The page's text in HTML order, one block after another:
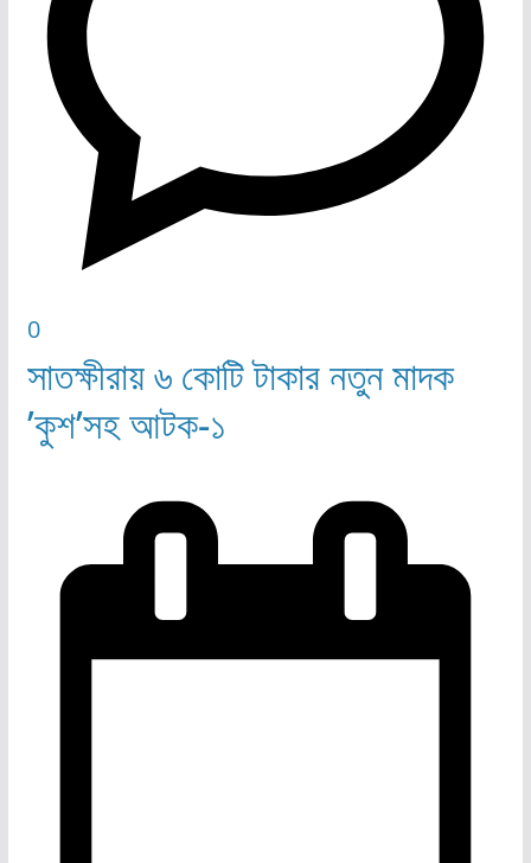
0
সাতক্ষীরায় ৬ কোটি টাকার নতুন মাদক
’কুশ’সহ আটক-১